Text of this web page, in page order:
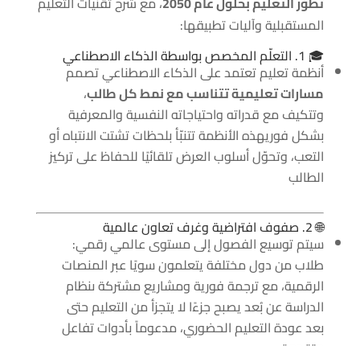
المستقبلية وآليات تطبيقها:
🎓 1. التعلّم المخصص بواسطة الذكاء الاصطناعي
أنظمة تعليم تعتمد على الذكاء الاصطناعي تصمم
مسارات تعليمية تتناسب مع نمط كل طالب،
وتتكيف مع قدراته واحتياجاته النفسية والمعرفية
بشكل فوريهذه الأنظمة تتنبّأ بلحظات تشتت الانتباه أو
التعب، وتحوّل أسلوب العرض تلقائيًا للحفاظ على تركيز
الطالب
🌐 2. صفوف افتراضية وغرف تعاون عالمية
سيتم توسيع الفصول إلى مستوى عالمي رقمي:
طلاب من دول مختلفة يتعلمون سويًا عبر المنصات
الرقمية، مع ترجمة فورية ومشاريع مشتركة ىنظام
الدراسة عن بُعد يصبح جزءًا لا يتجزأ من التعليم حتى
بعد عودة التعليم الحضوري، مدعوماً بأدوات تفاعل